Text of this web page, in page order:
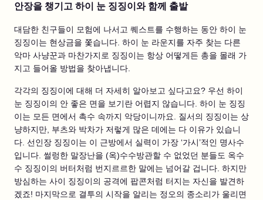
안장을 챙기고 하이 눈 징징이와 함께 출발
대담한 친구들이 모험에 나서고 퀘스트를 수행하는 동안 하이 눈
징징이는 현상금을 쫓습니다. 하이 눈 라운지를 자주 찾는 다른
악마 사냥꾼과 마찬가지로 징징이는 항상 어떻게든 총을 몰래 가
지고 들어올 방법을 찾아냅니다.
각각의 징징이에 대해 더 자세히 알아보고 싶다고요? 우선 하이
눈 징징이의 안 좋은 면을 보기란 어렵지 않습니다. 하이 눈 징징
이는 모든 면에서 촉수 속까지 악당이니까요. 질서의 징징이는 상
냥하지만, 부츠와 박차가 저렇게 많은 데에는 다 이유가 있습니
다. 선인장 징징이는 이 근방에서 실력이 가장 ‘가시’적인 명사수
입니다. 썰렁한 말장난을 (옥)수수방관할 수 없었던 분들도 옥수
수 징징이의 버터처럼 번지르르한 말에는 넘어갈 겁니다. 하지만
방심하는 사이 징징이의 공격에 팝콘처럼 터지는 자신을 발견하
겠죠! 마지막으로 결투의 시작을 알리는 정오의 종소리가 울리면